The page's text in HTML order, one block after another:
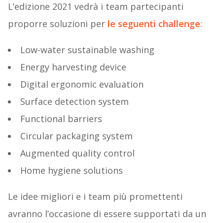
L’edizione 2021 vedrà i team partecipanti
proporre soluzioni per le seguenti challenge:
Low-water sustainable washing
Energy harvesting device
Digital ergonomic evaluation
Surface detection system
Functional barriers
Circular packaging system
Augmented quality control
Home hygiene solutions
Le idee migliori e i team più promettenti
avranno l’occasione di essere supportati da un